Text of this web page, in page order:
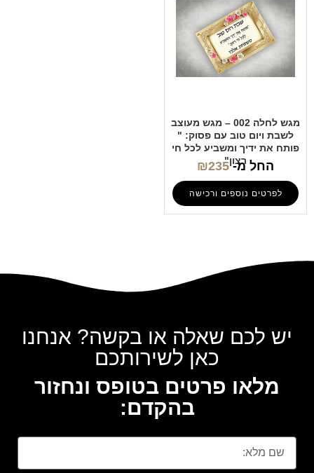
מגש לחלה 002 – מגש מעוצב
לשבת ויום טוב עם פסוק: "
פותח את ידיך ומשביע לכל חי
רצון"
החל מ- ₪235
לפרטים נוספים ורכישה
יש לכם שאלה או בקשה? אנחנו
כאן לשירותכם
מלאו פרטים בטופס ונחזור
בהקדם: